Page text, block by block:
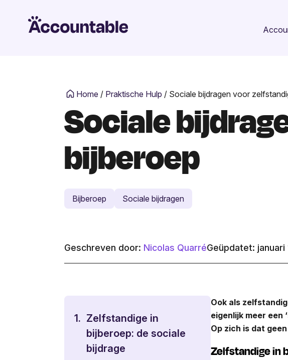
Home / Praktische Hulp / Sociale bijdragen voor
Sociale
bijberoep
Bijberoep Sociale bijdragen
Geschreven door: Nicolas QuarréGeüpdatet: januari
1. Zelfstandige in
bijberoep: de sociale
bijdrage
Ook als
eigenlijk meer een
Op zich is dat
Zelfstandige in